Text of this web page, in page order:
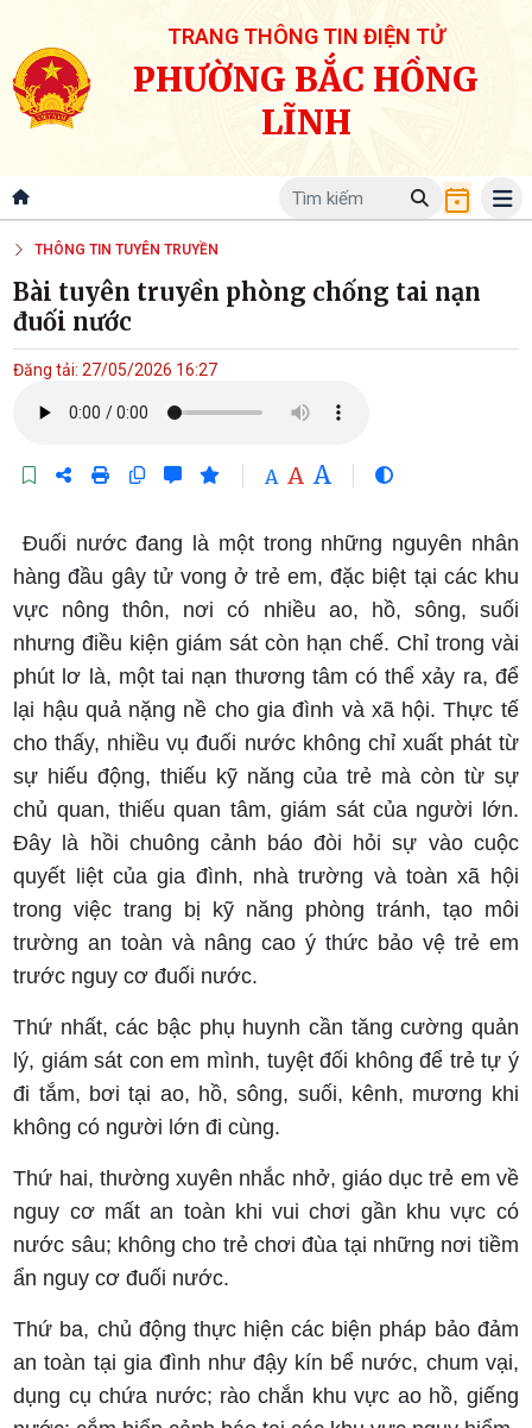
TRANG THÔNG TIN ĐIỆN TỬ
PHƯỜNG BẮC HỒNG
LĨNH
THÔNG TIN TUYÊN TRUYỀN
Bài tuyên truyền phòng chống tai nạn
đuối nước
Đăng tải: 27/05/2026 16:27
A A A
Đuối nước đang là một trong những nguyên nhân
hàng đầu gây tử vong ở trẻ em, đặc biệt tại các khu
vực nông thôn, nơi có nhiều ao, hồ, sông, suối
nhưng điều kiện giám sát còn hạn chế. Chỉ trong vài
phút lơ là, một tai nạn thương tâm có thể xảy ra, để
lại hậu quả nặng nề cho gia đình và xã hội. Thực tế
cho thấy, nhiều vụ đuối nước không chỉ xuất phát từ
sự hiếu động, thiếu kỹ năng của trẻ mà còn từ sự
chủ quan, thiếu quan tâm, giám sát của người lớn.
Đây là hồi chuông cảnh báo đòi hỏi sự vào cuộc
quyết liệt của gia đình, nhà trường và toàn xã hội
trong việc trang bị kỹ năng phòng tránh, tạo môi
trường an toàn và nâng cao ý thức bảo vệ trẻ em
trước nguy cơ đuối nước.
Thứ nhất, các bậc phụ huynh cần tăng cường quản
lý, giám sát con em mình, tuyệt đối không để trẻ tự ý
đi tắm, bơi tại ao, hồ, sông, suối, kênh, mương khi
không có người lớn đi cùng.
Thứ hai, thường xuyên nhắc nhở, giáo dục trẻ em về
nguy cơ mất an toàn khi vui chơi gần khu vực có
nước sâu; không cho trẻ chơi đùa tại những nơi tiềm
ẩn nguy cơ đuối nước.
Thứ ba, chủ động thực hiện các biện pháp bảo đảm
an toàn tại gia đình như đậy kín bể nước, chum vại,
dụng cụ chứa nước; rào chắn khu vực ao hồ, giếng